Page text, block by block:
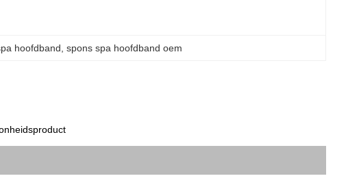
hoofdband , spons spa hoofdband oem